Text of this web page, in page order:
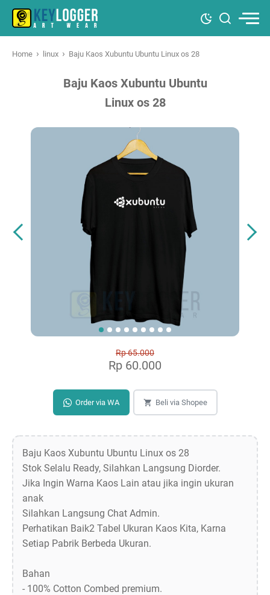
Home › linux › Baju Kaos Xubuntu Ubuntu Linux os 28
Baju Kaos Xubuntu Ubuntu
Linux os 28
Rp 65.000
Rp 60.000
Order via WA Beli via Shopee
Baju Kaos Xubuntu Ubuntu Linux os 28
Stok Selalu Ready, Silahkan Langsung Diorder.
Jika Ingin Warna Kaos Lain atau jika ingin ukuran
anak
Silahkan Langsung Chat Admin.
Perhatikan Baik2 Tabel Ukuran Kaos Kita, Karna
Setiap Pabrik Berbeda Ukuran.
Bahan
- 100% Cotton Combed premium.